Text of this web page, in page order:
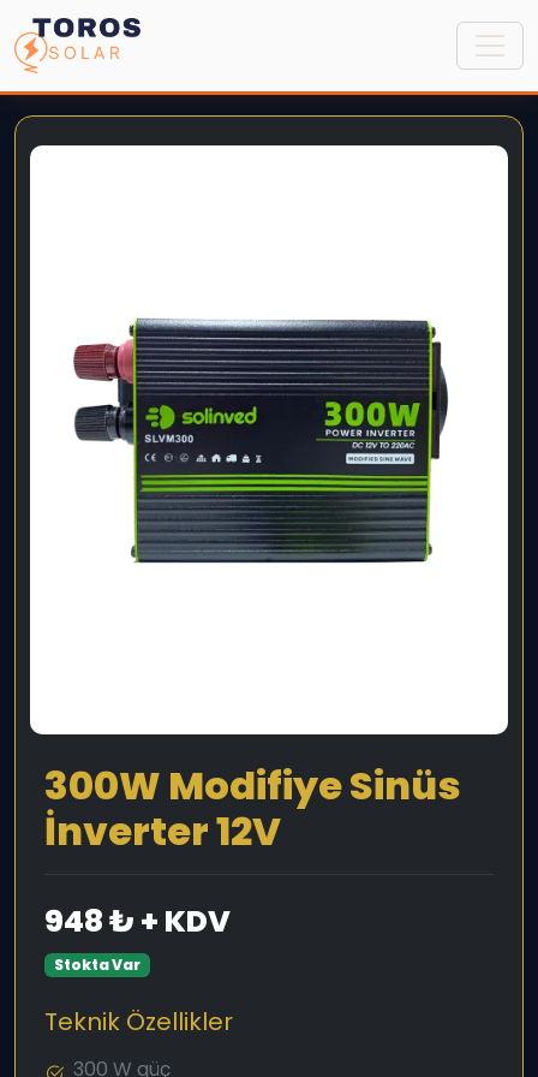
300W Modifiye Sinüs
İnverter 12V
948 ₺ + KDV
Stokta Var
Teknik Özellikler
300 W güç